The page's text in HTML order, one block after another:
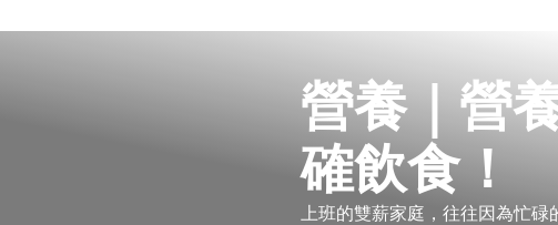
營養｜營
確飲食！
上班的雙薪家庭，往往因為忙